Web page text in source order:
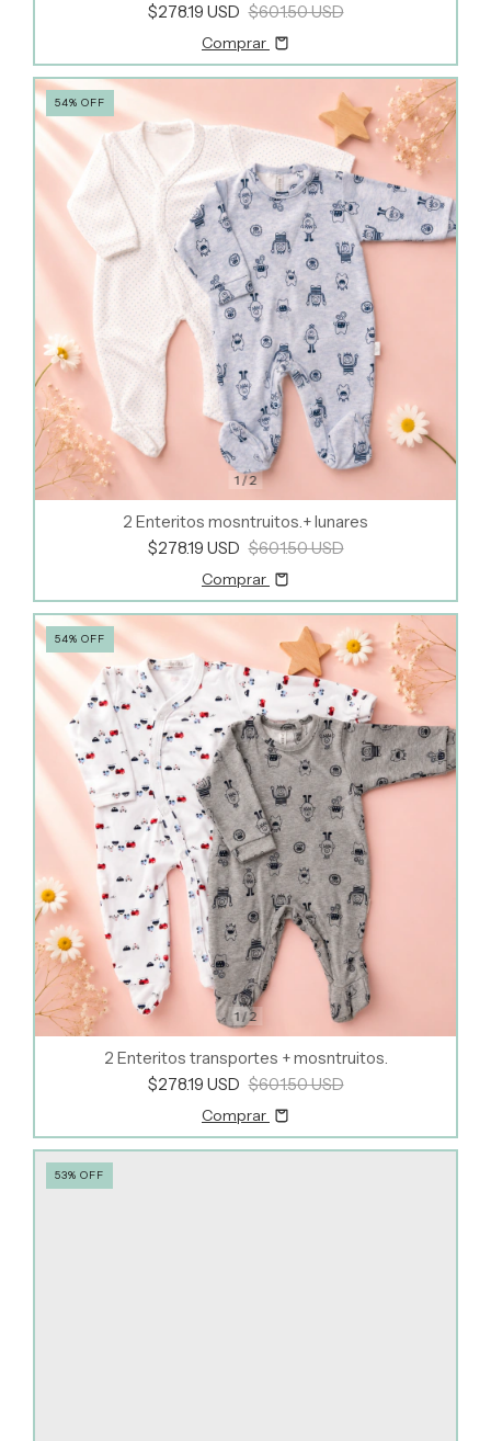
$278.19 USD $601.50 USD
Comprar
1 /2
54% OFF
2 Enteritos mosntruitos.+ lunares
$278.19 USD $601.50 USD
Comprar
1 /2
54% OFF
2 Enteritos transportes + mosntruitos.
$278.19 USD $601.50 USD
Comprar
53% OFF